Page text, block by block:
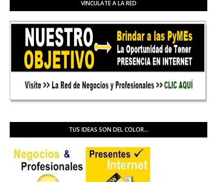
VINCULATE A LA RED
TUS IDEAS SON DEL COLOR...